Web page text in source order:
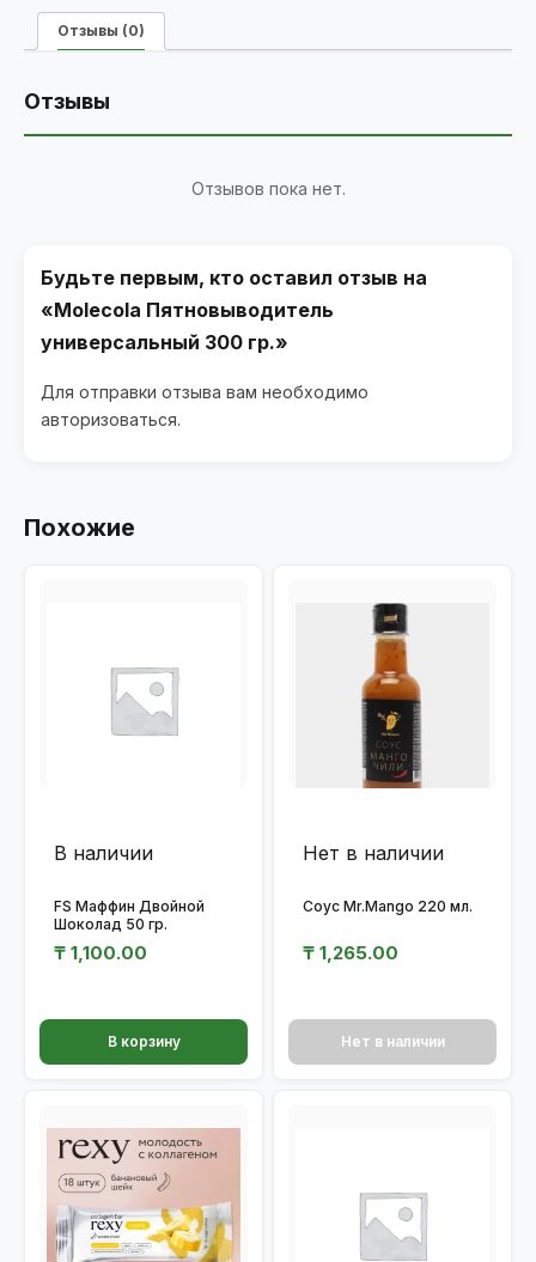
Отзывы (0)
Отзывы
Отзывов пока нет.
Будьте первым, кто оставил отзыв на
«Molecola Пятновыводитель
универсальный 300 гр.»
Для отправки отзыва вам необходимо
авторизоваться.
Похожие
В наличии
FS Маффин Двойной
Шоколад 50 гр.
₸ 1,100.00
В корзину
Нет в наличии
Соус Mr.Mango 220 мл.
₸ 1,265.00
Нет в наличии